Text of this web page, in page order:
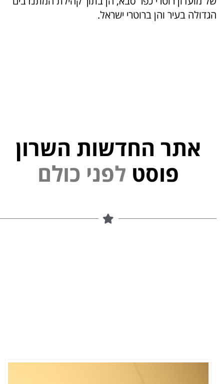
הגדולה בעיר והן ברוטרי ישראל.
אתר החדשות השרון
פוסט